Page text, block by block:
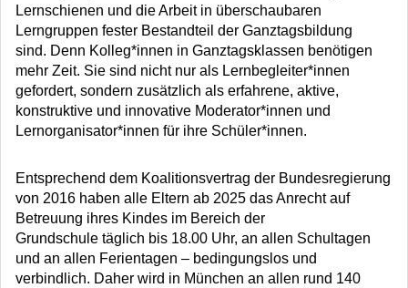
Lernschienen und die Arbeit in überschaubaren
Lerngruppen fester Bestandteil der Ganztagsbildung
sind. Denn Kolleg*innen in Ganztagsklassen benötigen
mehr Zeit. Sie sind nicht nur als Lernbegleiter*innen
gefordert, sondern zusätzlich als erfahrene, aktive,
konstruktive und innovative Moderator*innen und
Lernorganisator*innen für ihre Schüler*innen.
Entsprechend dem Koalitionsvertrag der Bundesregierung
von 2016 haben alle Eltern ab 2025 das Anrecht auf
Betreuung ihres Kindes im Bereich der
Grundschule täglich bis 18.00 Uhr, an allen Schultagen
und an allen Ferientagen – bedingungslos und
verbindlich. Daher wird in München an allen rund 140